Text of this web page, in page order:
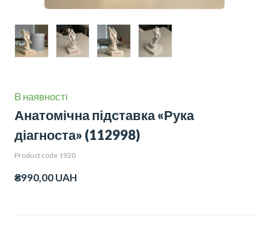
В наявності
Анатомічна підставка «Рука
діагноста» (112998)
Product code 1920
₴990,00 UAH